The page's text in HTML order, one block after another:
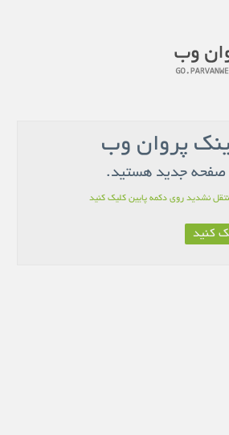
پروان وب
صفحه جدید هستید.
کنید